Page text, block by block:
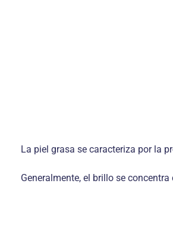
La piel grasa se caracteriza por la
Generalmente, el brillo se